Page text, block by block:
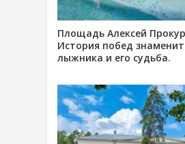
Площадь Алексей
История побед
лыжника и его судьба.